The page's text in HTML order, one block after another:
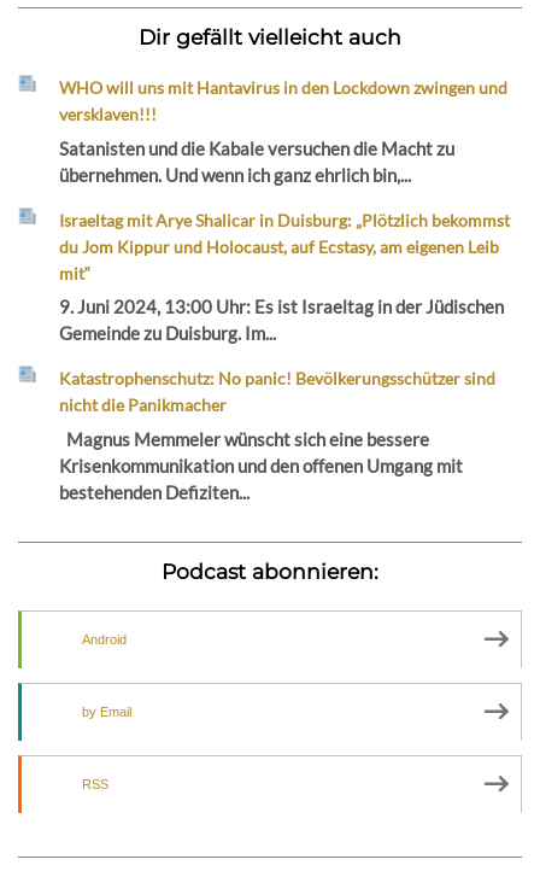
Dir gefällt vielleicht auch
WHO will uns mit Hantavirus in den Lockdown zwingen und
versklaven!!!
Satanisten und die Kabale versuchen die Macht zu
übernehmen. Und wenn ich ganz ehrlich bin,...
Israeltag mit Arye Shalicar in Duisburg: „Plötzlich bekommst
du Jom Kippur und Holocaust, auf Ecstasy, am eigenen Leib
mit“
9. Juni 2024, 13:00 Uhr: Es ist Israeltag in der Jüdischen
Gemeinde zu Duisburg. Im...
Katastrophenschutz: No panic! Bevölkerungsschützer sind
nicht die Panikmacher
Magnus Memmeler wünscht sich eine bessere
Krisenkommunikation und den offenen Umgang mit
bestehenden Defiziten...
Podcast abonnieren:
Android
by Email
RSS